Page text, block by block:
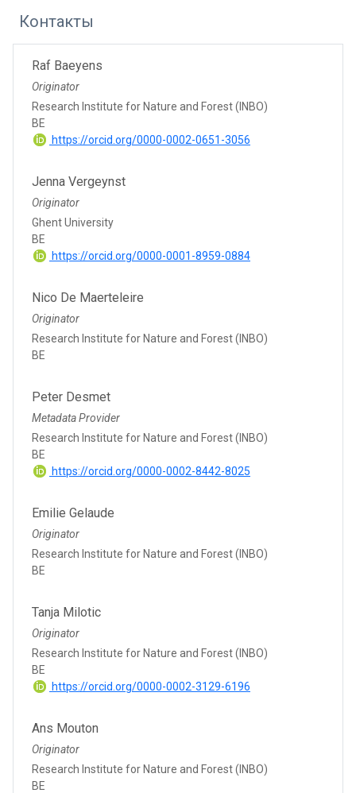
Контакты
Raf Baeyens
Originator
Research Institute for Nature and Forest (INBO)
BE
https://orcid.org/0000-0002-0651-3056
Jenna Vergeynst
Originator
Ghent University
BE
https://orcid.org/0000-0001-8959-0884
Nico De Maerteleire
Originator
Research Institute for Nature and Forest (INBO)
BE
Peter Desmet
Metadata Provider
Research Institute for Nature and Forest (INBO)
BE
https://orcid.org/0000-0002-8442-8025
Emilie Gelaude
Originator
Research Institute for Nature and Forest (INBO)
BE
Tanja Milotic
Originator
Research Institute for Nature and Forest (INBO)
BE
https://orcid.org/0000-0002-3129-6196
Ans Mouton
Originator
Research Institute for Nature and Forest (INBO)
BE